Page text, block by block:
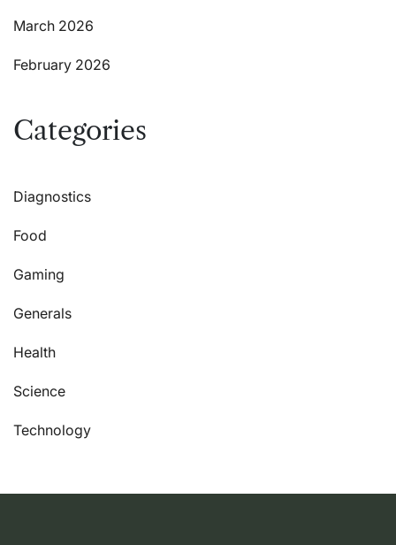
March 2026
February 2026
Categories
Diagnostics
Food
Gaming
Generals
Health
Science
Technology